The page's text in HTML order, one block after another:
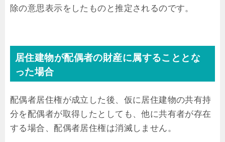
除の意思表示をしたものと推定されるのです。
居住建物が配偶者の財産に属することとな
った場合
配偶者居住権が成立した後、仮に居住建物の共有持
分を配偶者が取得したとしても、他に共有者が存在
する場合、配偶者居住権は消滅しません。